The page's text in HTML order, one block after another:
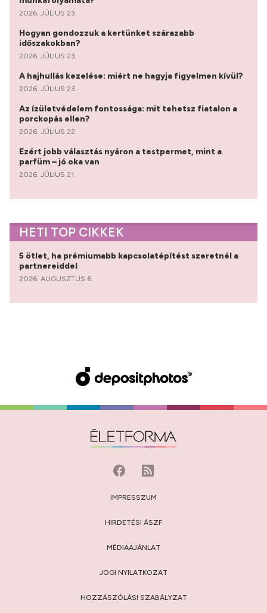
2026. JÚLIUS 23.
Hogyan gondozzuk a kertünket szárazabb
időszakokban?
2026. JÚLIUS 23.
A hajhullás kezelése: miért ne hagyja figyelmen kívül?
2026. JÚLIUS 23.
Az ízületvédelem fontossága: mit tehetsz fiatalon a
porckopás ellen?
2026. JÚLIUS 22.
Ezért jobb választás nyáron a testpermet, mint a
parfüm – jó oka van
2026. JÚLIUS 21.
HETI TOP CIKKEK
5 ötlet, ha prémiumabb kapcsolatépítést szeretnél a
partnereiddel
2026. AUGUSZTUS 6.
IMPRESSZUM
HIRDETÉSI ÁSZF
MÉDIAAJÁNLAT
JOGI NYILATKOZAT
HOZZÁSZÓLÁSI SZABÁLYZAT